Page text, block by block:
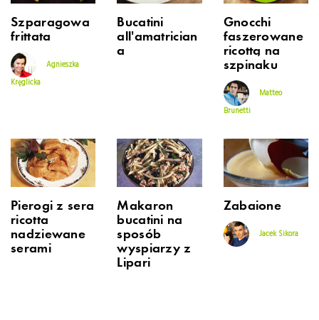
Szparagowa
frittata
Agnieszka
Kręglicka
Bucatini
all’amatrician
a
Gnocchi
faszerowane
ricottą na
szpinaku
Matteo
Brunetti
Pierogi z sera
ricotta
nadziewane
serami
Makaron
bucatini na
sposób
wyspiarzy z
Lipari
Zabaione
Jacek Sikora